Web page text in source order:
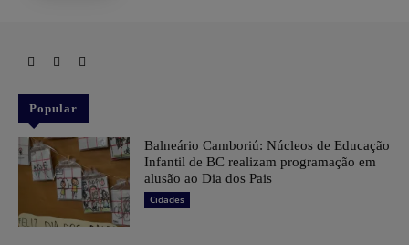
Popular
Balneário Camboriú: Núcleos de Educação
Infantil de BC realizam programação em
alusão ao Dia dos Pais
Cidades